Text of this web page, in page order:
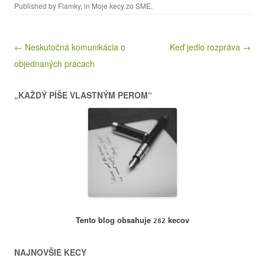
Published by Flamky, in Moje kecy zo SME.
Post navigation
← Neskutočná komunikácia o
objednaných prácach
Keď jedlo rozpráva →
„KAŽDÝ PÍŠE VLASTNÝM PEROM“
Tento blog obsahuje 282 kecov
NAJNOVŠIE KECY